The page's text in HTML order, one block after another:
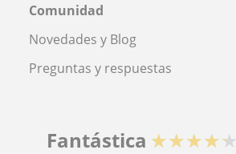
Comunidad
Novedades y Blog
Preguntas y respuestas
Fantástica ★★★★★